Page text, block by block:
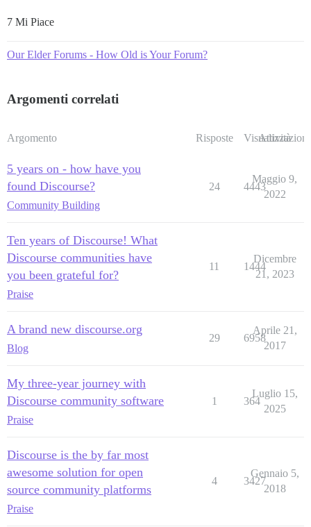
7 Mi Piace
Our Elder Forums - How Old is Your Forum?
Argomenti correlati
Argomento Risposte Visualizzazioni
Attività
5 years on - how have you
found Discourse?
Community Building
24 4443
Maggio 9,
2022
Ten years of Discourse! What
Discourse communities have
you been grateful for?
Praise
11 1444
Dicembre
21, 2023
A brand new discourse.org
Blog
29 6958
Aprile 21,
2017
My three-year journey with
Discourse community software
Praise
1 364
Luglio 15,
2025
Discourse is the by far most
awesome solution for open
source community platforms
Praise
4 3427
Gennaio 5,
2018